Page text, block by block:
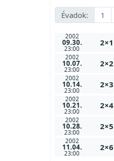
Évadok: 1
2002
09.30.
23:00
2×1
2002
10.07.
23:00
2×2
2002
10.14.
23:00
2×3
2002
10.21.
23:00
2×4
2002
10.28.
23:00
2×5
2002
11.04.
23:00
2×6